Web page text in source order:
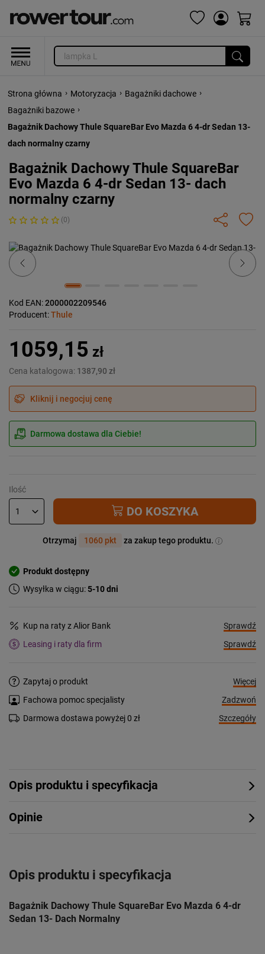
Strona główna › Motoryzacja › Bagażniki dachowe ›
Bagażniki bazowe ›
Bagażnik Dachowy Thule SquareBar Evo Mazda 6 4-dr Sedan 13-
dach normalny czarny
Bagażnik Dachowy Thule SquareBar
Evo Mazda 6 4-dr Sedan 13- dach
normalny czarny
(0)
Previous Next
Kod EAN:2000002209546
Producent:Thule
1059,15 zł
Cena katalogowa: 1387,90 zł
Kliknij i negocjuj cenę
Darmowa dostawa dla Ciebie!
Ilość
DO KOSZYKA
Otrzymaj 1060 pkt za zakup tego produktu.
Produkt dostępny
Wysyłka w ciągu:5-10 dni
Kup na raty z Alior Bank
Sprawdź
Leasing i raty dla firm
Sprawdź
Zapytaj o produkt
Więcej
Fachowa pomoc specjalisty
Zadzwoń
Darmowa dostawa powyżej 0 zł
Szczegóły
Opis produktu i specyfikacja
Opinie
Opis produktu i specyfikacja
Bagażnik Dachowy Thule SquareBar Evo Mazda 6 4-dr
Sedan 13- Dach Normalny